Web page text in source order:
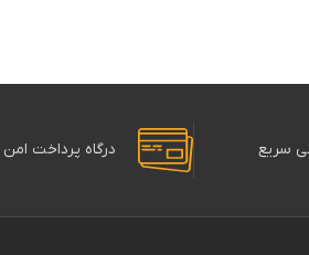
سریع درگاه پرداخت امن